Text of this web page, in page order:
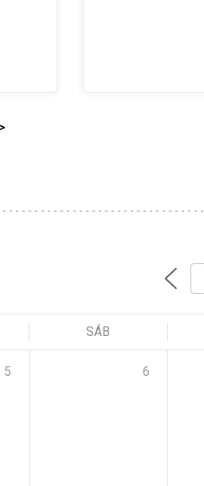
SÁB
5 6